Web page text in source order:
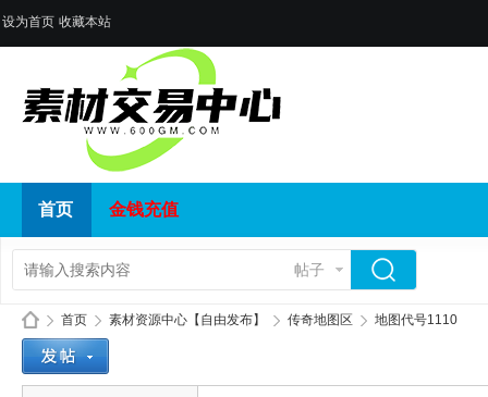
设为首页 收藏本站
首页 金钱充值
帖子
首页 素材资源中心【自由发布】 传奇地图区 地图代号1110